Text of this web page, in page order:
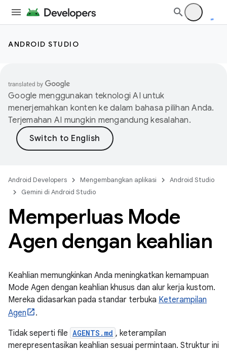
ANDROID STUDIO
Google menggunakan teknologi AI untuk
menerjemahkan konten ke dalam bahasa pilihan Anda.
Terjemahan AI mungkin mengandung kesalahan.
Android Developers Mengembangkan aplikasi
Android Studio
Gemini di Android Studio
Memperluas Mode
Agen dengan keahlian
Keahlian memungkinkan Anda meningkatkan kemampuan
Mode Agen dengan keahlian khusus dan alur kerja kustom.
Mereka didasarkan pada standar terbuka Keterampilan
Agen
.
Tidak seperti file AGENTS.md , keterampilan
merepresentasikan keahlian sesuai permintaan. Struktur ini